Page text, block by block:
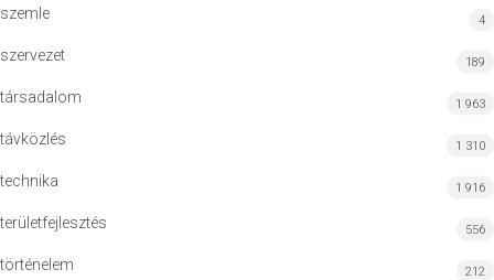
szemle 4
szervezet 189
társadalom 1 963
távközlés 1 310
technika 1 916
területfejlesztés 556
történelem 212